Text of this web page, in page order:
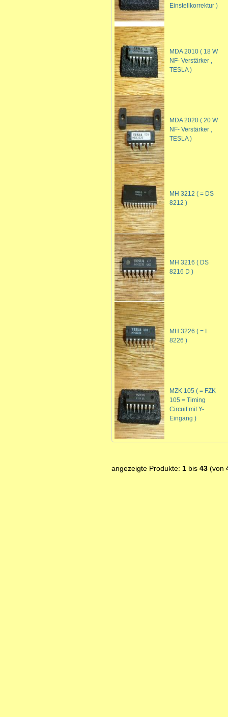
Einstellkorrektur )
MDA 2010 ( 18 W
NF- Verstärker ,
TESLA )
MDA 2020 ( 20 W
NF- Verstärker ,
TESLA )
MH 3212 ( = DS
8212 )
MH 3216 ( DS
8216 D )
MH 3226 ( = I
8226 )
MZK 105 ( = FZK
105 = Timing
Circuit mit Y-
Eingang )
angezeigte Produkte: 1bis 43(von